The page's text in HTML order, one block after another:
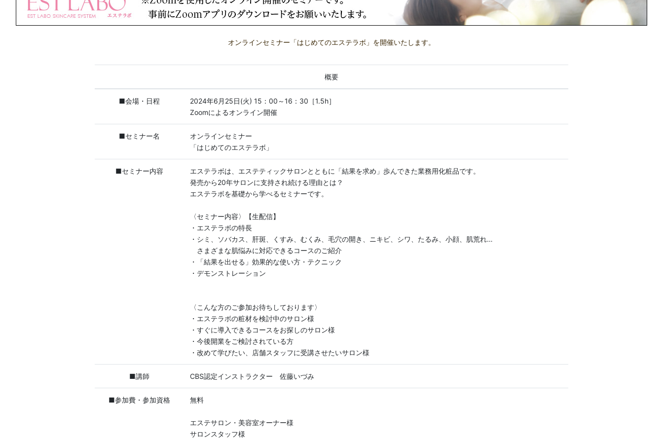
オンラインセミナー「はじめてのエステラボ」を開催いたします。
概要
■会場・日程
2024年6月25日(火) 15：00～16：30［1.5h］
Zoomによるオンライン開催
■セミナー名
オンラインセミナー
「はじめてのエステラボ」
■セミナー内容
エステラボは、エステティックサロンとともに「結果を求め」歩んできた業務用化粧品です。
発売から20年サロンに支持され続ける理由とは？
エステラボを基礎から学べるセミナーです。
〈セミナー内容〉【生配信】
・エステラボの特長
・シミ、ソバカス、肝斑、くすみ、むくみ、毛穴の開き、ニキビ、シワ、たるみ、小顔、肌荒れ…
さまざまな肌悩みに対応できるコースのご紹介
・「結果を出せる」効果的な使い方・テクニック
・デモンストレーション
〈こんな方のご参加お待ちしております〉
・エステラボの粧材を検討中のサロン様
・すぐに導入できるコースをお探しのサロン様
・今後開業をご検討されている方
・改めて学びたい、店舗スタッフに受講させたいサロン様
■講師 CBS認定インストラクター 佐藤いづみ
■参加費・参加資格 無料
エステサロン・美容室オーナー様
サロンスタッフ様